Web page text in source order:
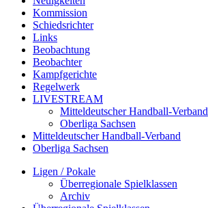
Kommission
Schiedsrichter
Links
Beobachtung
Beobachter
Kampfgerichte
Regelwerk
LIVESTREAM
Mitteldeutscher Handball-Verband
Oberliga Sachsen
Mitteldeutscher Handball-Verband
Oberliga Sachsen
Ligen / Pokale
Überregionale Spielklassen
Archiv